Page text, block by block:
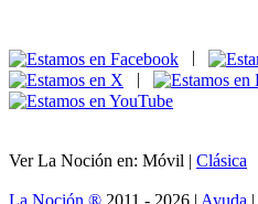
|
Ver La Noción en: Móvil | Clásica